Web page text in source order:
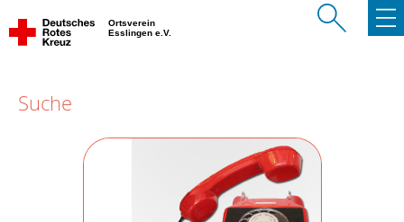
Ortsverein
Esslingen e.V.
Suche